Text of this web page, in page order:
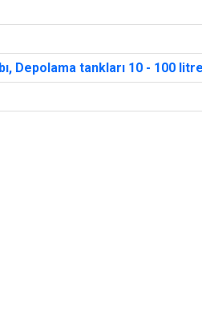
Depolama tankları 10 - 100